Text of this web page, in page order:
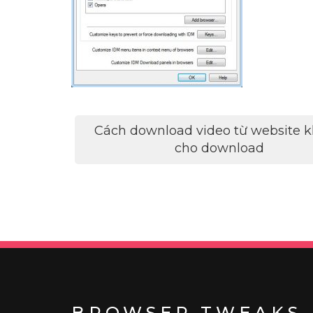
Điều
Cách download video từ website
cho download